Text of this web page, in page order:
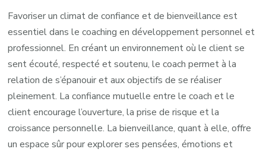
Favoriser un climat de confiance et de bienveillance est
essentiel dans le coaching en développement personnel et
professionnel. En créant un environnement où le client se
sent écouté, respecté et soutenu, le coach permet à la
relation de s’épanouir et aux objectifs de se réaliser
pleinement. La confiance mutuelle entre le coach et le
client encourage l’ouverture, la prise de risque et la
croissance personnelle. La bienveillance, quant à elle, offre
un espace sûr pour explorer ses pensées, émotions et